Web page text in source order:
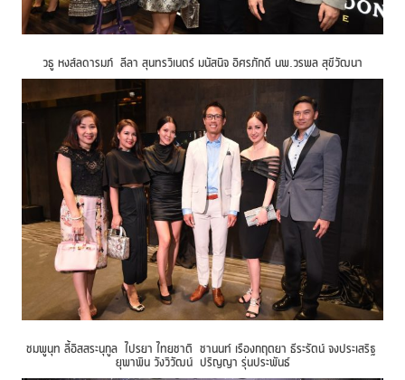
วธู หงส์ลดารมภ์ ลีลา สุนทรวิเนตร์ มนัสนิจ อิศรภักดี นพ.วรพล สุขีวัฒนา
ชมพูนุท ลี้อิสสระนุกูล ไปรยา ไทยชาติ ชานนท์ เรืองกฤตยา ธีระรัตน์ จงประเสริฐ
ยุพาพิน วังวิวัฒน์ ปริญญา รุ่นประพันธ์